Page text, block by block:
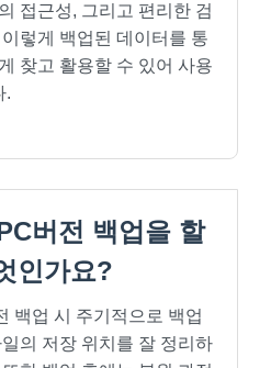
접근성, 그리고 편리한 검
렇게 백업된 데이터를 통
찾고 활용할 수 있어 사용
.
버전 백업을 할
인가요?
백업 시 주기적으로 백업
의 저장 위치를 잘 정리하